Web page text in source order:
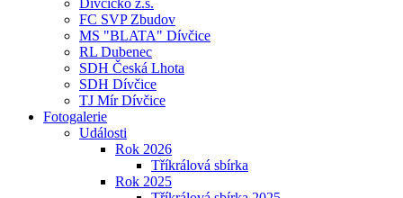
Dívčicko z.s.
FC SVP Zbudov
MS "BLATA" Dívčice
RL Dubenec
SDH Česká Lhota
SDH Dívčice
TJ Mír Dívčice
Fotogalerie
Události
Rok 2026
Tříkrálová sbírka
Rok 2025